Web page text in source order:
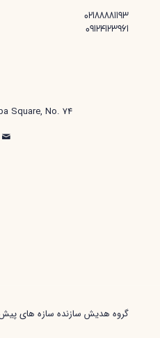
02188881193
09124123961
Square, No. 74
گروه هدیش سازنده سازه های